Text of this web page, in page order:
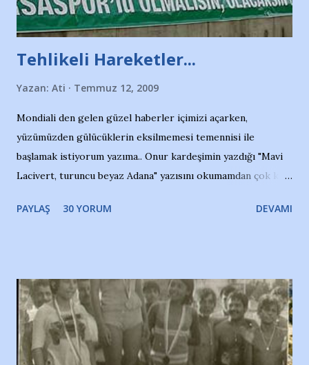
Tehlikeli Hareketler...
Yazan: Ati Temmuz 12, 2009
Mondiali den gelen güzel haberler içimizi açarken,
yüzümüzden gülücüklerin eksilmemesi temennisi ile
başlamak istiyorum yazıma.. Onur kardeşimin yazdığı "Mavi
Lacivert, turuncu beyaz Adana" yazısını okumamdan çok kısa
irkildim.. "Bursasporlu taraftarlar, İstanbul takımlarının
ve ürünlerini Bursa şehrinde görmek istemediklerini bir
protesto eylemiyle açıkladıklarını bildiriyordu.. Bu grup
adına açıklama yapan şahsı muhterem(!) ''Açık ve net olarak
söylüyoruz. Bu son uyarımızdır. Bunun yanısıra, bu takımlara
PAYLAŞ 30 YORUM DEVAMI